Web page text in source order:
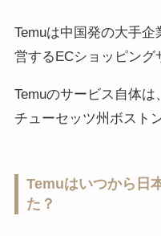
Temuは中国発の大手
営するECショッピング
Temuのサービス自体
チューセッツ州ボスト
Temuはいつから日
た？